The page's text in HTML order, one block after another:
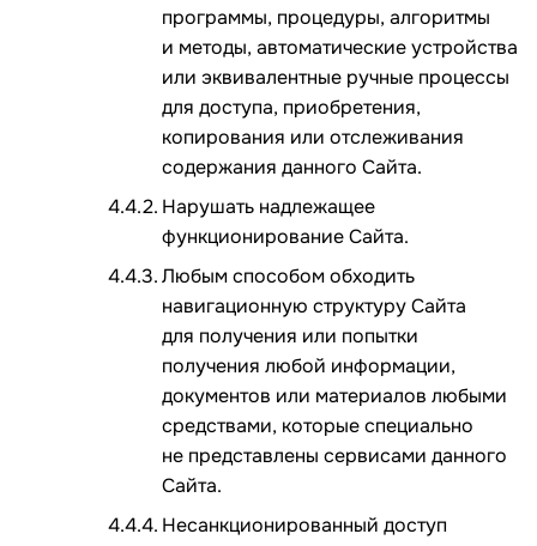
программы, процедуры, алгоритмы
и методы, автоматические устройства
или эквивалентные ручные процессы
для доступа, приобретения,
копирования или отслеживания
содержания данного Сайта.
Нарушать надлежащее
функционирование Сайта.
Любым способом обходить
навигационную структуру Сайта
для получения или попытки
получения любой информации,
документов или материалов любыми
средствами, которые специально
не представлены сервисами данного
Сайта.
Несанкционированный доступ